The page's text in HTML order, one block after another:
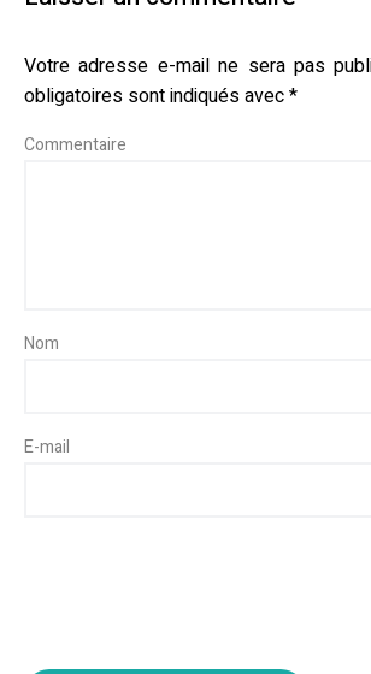
Votre adresse e-mail ne sera pas
obligatoires sont indiqués avec*
E-